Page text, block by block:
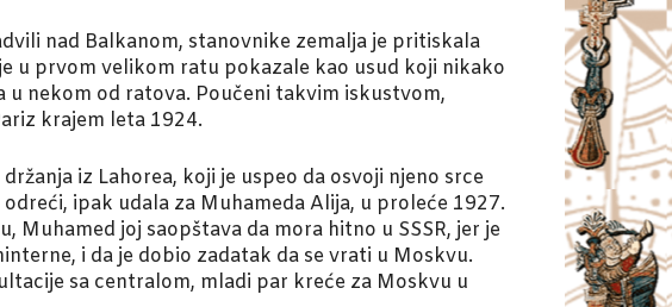
nad Balkanom, stanovnike zemalja je pritiskala
u prvom velikom ratu pokazale kao usud koji nikako
u nekom od ratova. Poučeni takvim iskustvom,
krajem leta 1924.
iz Lahorea, koji je uspeo da osvoji njeno srce
ipak udala za Muhameda Alija, u proleće 1927.
joj saopštava da mora hitno u SSSR, jer je
i da je dobio zadatak da se vrati u Moskvu.
sa centralom, mladi par kreće za Moskvu u